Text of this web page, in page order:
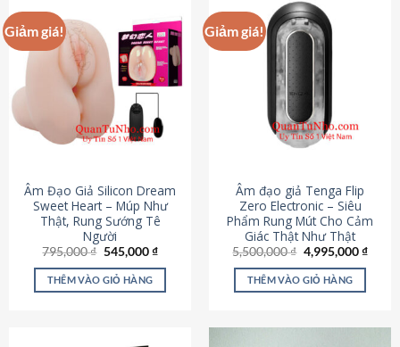
Giảm giá!
Âm Đạo Giả Silicon Dream
Sweet Heart – Múp Như
Thật, Rung Sướng Tê
Người
795,000₫ Giá
là:
795,000 ₫.
545,000₫Giá
tại
545,000 ₫.
THÊM VÀO GIỎ HÀNG
Giảm giá!
Âm đạo giả Tenga Flip
Zero Electronic – Siêu
Phẩm Rung Mút Cho Cảm
Giác Thật Như Thật
5,500,000₫ Giá
gốc
là:
5,500,000 ₫.
4,995,000₫Giá
THÊM VÀO GIỎ HÀNG